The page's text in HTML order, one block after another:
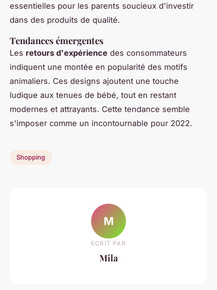
essentielles pour les parents soucieux d'investir
dans des produits de qualité.
Tendances émergentes
Les retours d'expérience des consommateurs
indiquent une montée en popularité des motifs
animaliers. Ces designs ajoutent une touche
ludique aux tenues de bébé, tout en restant
modernes et attrayants. Cette tendance semble
s'imposer comme un incontournable pour 2022.
Shopping
M
ECRIT PAR
Mila